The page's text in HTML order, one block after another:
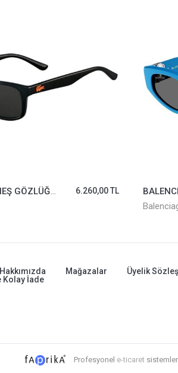
LACOSTE GÜNEŞ GÖZLÜĞÜ L3601S-001
6.260,00 TL
Hakkımızda Mağazalar
Üyelik
Kolay İade
Profesyonel e-ticaretsistemleri